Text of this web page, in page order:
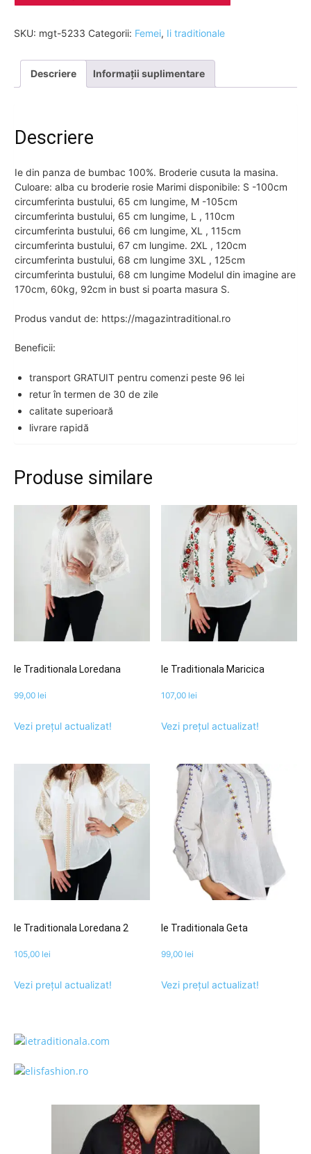
SKU: mgt-5233 Categorii: Femei, Ii traditionale
Descriere Informații suplimentare
Descriere
Ie din panza de bumbac 100%. Broderie cusuta la masina.
Culoare: alba cu broderie rosie Marimi disponibile: S -100cm
circumferinta bustului, 65 cm lungime, M -105cm
circumferinta bustului, 65 cm lungime, L , 110cm
circumferinta bustului, 66 cm lungime, XL , 115cm
circumferinta bustului, 67 cm lungime. 2XL , 120cm
circumferinta bustului, 68 cm lungime 3XL , 125cm
circumferinta bustului, 68 cm lungime Modelul din imagine are
170cm, 60kg, 92cm in bust si poarta masura S.
Produs vandut de: https://magazintraditional.ro
Beneficii:
transport GRATUIT pentru comenzi peste 96 lei
retur în termen de 30 de zile
calitate superioară
livrare rapidă
Produse similare
Ie Traditionala Loredana
99,00 lei
Vezi prețul actualizat!
Ie Traditionala Maricica
107,00 lei
Vezi prețul actualizat!
Ie Traditionala Loredana 2
105,00 lei
Vezi prețul actualizat!
Ie Traditionala Geta
99,00 lei
Vezi prețul actualizat!